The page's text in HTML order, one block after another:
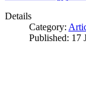
Details
Category:
Published: 17